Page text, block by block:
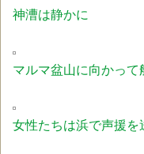
神漕は静かに
マルマ盆山に向かって
女性たちは浜で声援を